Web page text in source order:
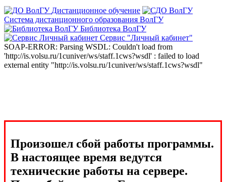
Дистанционное обучение
Система дистанционного образования ВолГУ
Библиотека ВолГУ
Сервис "Личный кабинет"
SOAP-ERROR: Parsing WSDL: Couldn't load from
'http://is.volsu.ru/1cuniver/ws/staff.1cws?wsdl' : failed to load
external entity "http://is.volsu.ru/1cuniver/ws/staff.1cws?wsdl"
Произошел сбой работы программы.
В настоящее время ведутся
технические работы на сервере.